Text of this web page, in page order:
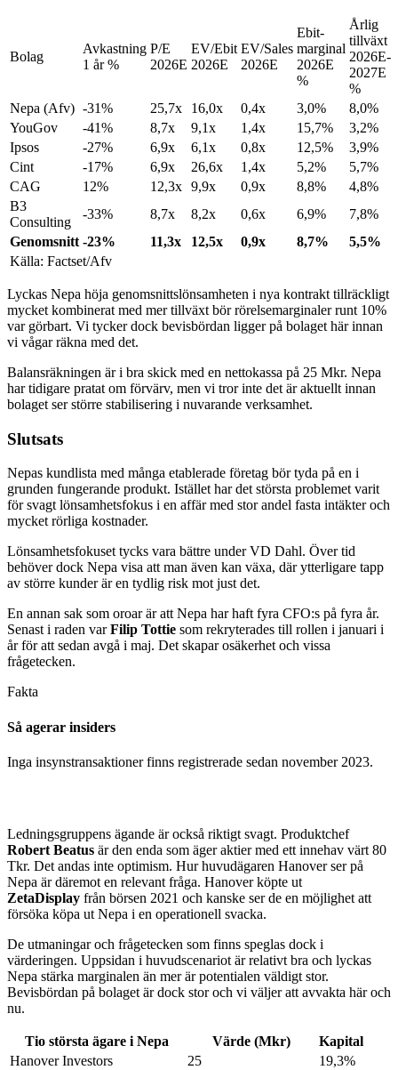
Bolag
Avkastning
1 år %
P/E
2026E
EV/Ebit
2026E
EV/Sales
2026E
Ebit-
marginal
2026E
%
Årlig
tillväxt
2026E-
2027E
%
Nepa (Afv) -31% 25,7x 16,0x 0,4x 3,0%
8,0%
YouGov
-41% 8,7x 9,1x 1,4x 15,7%
3,2%
Ipsos
-27% 6,9x 6,1x 0,8x 12,5%
3,9%
Cint
-17% 6,9x 26,6x 1,4x 5,2%
5,7%
CAG
12% 12,3x 9,9x 0,9x 8,8%
4,8%
B3
Consulting
-33% 8,7x 8,2x 0,6x 6,9%
7,8%
Genomsnitt -23% 11,3x 12,5x 0,9x 8,7%
5,5%
Källa: Factset/Afv
Lyckas Nepa höja genomsnittslönsamheten i nya kontrakt tillräckligt
mycket kombinerat med mer tillväxt bör rörelsemarginaler runt 10%
var görbart. Vi tycker dock bevisbördan ligger på bolaget här innan
vi vågar räkna med det.
Balansräkningen är i bra skick med en nettokassa på 25 Mkr. Nepa
har tidigare pratat om förvärv, men vi tror inte det är aktuellt innan
bolaget ser större stabilisering i nuvarande verksamhet.
Slutsats
Nepas kundlista med många etablerade företag bör tyda på en i
grunden fungerande produkt. Istället har det största problemet varit
för svagt lönsamhetsfokus i en affär med stor andel fasta intäkter och
mycket rörliga kostnader.
Lönsamhetsfokuset tycks vara bättre under VD Dahl. Över tid
behöver dock Nepa visa att man även kan växa, där ytterligare tapp
av större kunder är en tydlig risk mot just det.
En annan sak som oroar är att Nepa har haft fyra CFO:s på fyra år.
Senast i raden varFilip Tottie som rekryterades till rollen i januari i
år för att sedan avgå i maj. Det skapar osäkerhet och vissa
frågetecken.
Fakta
Så agerar insiders
Inga insynstransaktioner finns registrerade sedan november 2023.
Ledningsgruppens ägande är också riktigt svagt. Produktchef
Robert Beatus är den enda som äger aktier med ett innehav värt 80
Tkr. Det andas inte optimism. Hur huvudägaren Hanover ser på
Nepa är däremot en relevant fråga. Hanover köpte ut
ZetaDisplay från börsen 2021 och kanske ser de en möjlighet att
försöka köpa ut Nepa i en operationell svacka.
De utmaningar och frågetecken som finns speglas dock i
värderingen. Uppsidan i huvudscenariot är relativt bra och lyckas
Nepa stärka marginalen än mer är potentialen väldigt stor.
Bevisbördan på bolaget är dock stor och vi väljer att avvakta här och
nu.
Tio största ägare i Nepa Värde (Mkr)
Kapital
Hanover Investors
25
19,3%